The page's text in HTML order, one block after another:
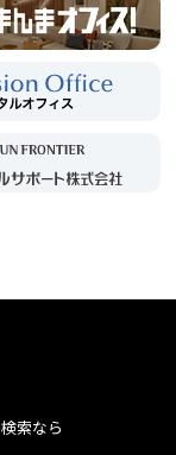
索なら